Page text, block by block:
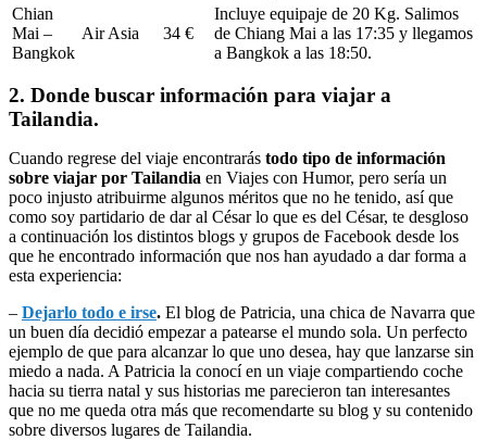
Chian
Mai –
Bangkok
Air Asia 34 €
Incluye equipaje de 20 Kg. Salimos
de Chiang Mai a las 17:35 y llegamos
a Bangkok a las 18:50.
2. Donde buscar información para viajar a
Tailandia.
Cuando regrese del viaje encontrarás todo tipo de información
sobre viajar por Tailandia en Viajes con Humor, pero sería un
poco injusto atribuirme algunos méritos que no he tenido, así que
como soy partidario de dar al César lo que es del César, te desgloso
a continuación los distintos blogs y grupos de Facebook desde los
que he encontrado información que nos han ayudado a dar forma a
esta experiencia:
– Dejarlo todo e irse. El blog de Patricia, una chica de Navarra que
un buen día decidió empezar a patearse el mundo sola. Un perfecto
ejemplo de que para alcanzar lo que uno desea, hay que lanzarse sin
miedo a nada. A Patricia la conocí en un viaje compartiendo coche
hacia su tierra natal y sus historias me parecieron tan interesantes
que no me queda otra más que recomendarte su blog y su contenido
sobre diversos lugares de Tailandia.